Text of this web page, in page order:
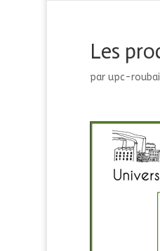
Les
par upc-